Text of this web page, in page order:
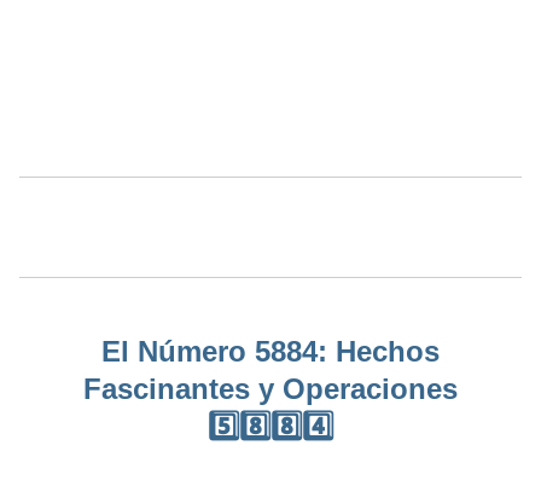
El Número 5884: Hechos
Fascinantes y Operaciones
5️⃣8️⃣8️⃣4️⃣